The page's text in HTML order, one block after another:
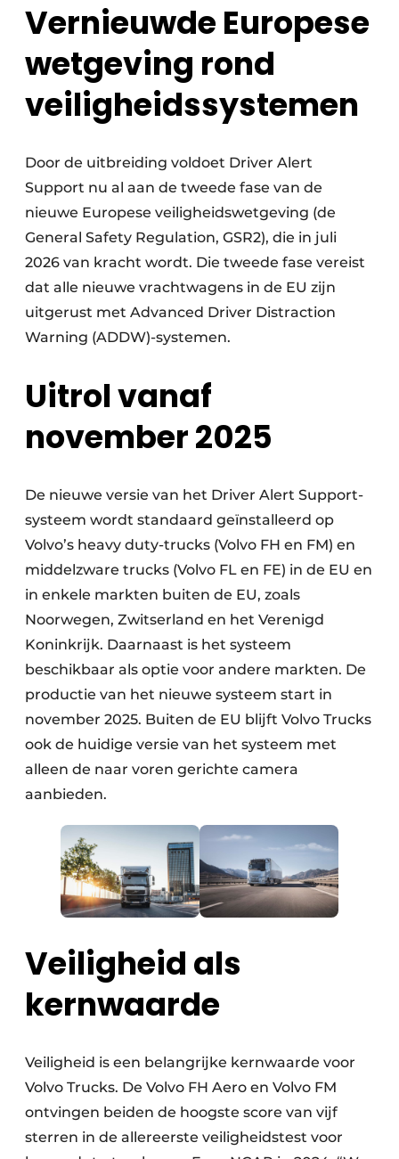
Vernieuwde Europese
wetgeving rond
veiligheidssystemen
Door de uitbreiding voldoet Driver Alert
Support nu al aan de tweede fase van de
nieuwe Europese veiligheidswetgeving (de
General Safety Regulation, GSR2), die in juli
2026 van kracht wordt. Die tweede fase vereist
dat alle nieuwe vrachtwagens in de EU zijn
uitgerust met Advanced Driver Distraction
Warning (ADDW)-systemen.
Uitrol vanaf
november 2025
De nieuwe versie van het Driver Alert Support-
systeem wordt standaard geïnstalleerd op
Volvo’s heavy duty-trucks (Volvo FH en FM) en
middelzware trucks (Volvo FL en FE) in de EU en
in enkele markten buiten de EU, zoals
Noorwegen, Zwitserland en het Verenigd
Koninkrijk. Daarnaast is het systeem
beschikbaar als optie voor andere markten. De
productie van het nieuwe systeem start in
november 2025. Buiten de EU blijft Volvo Trucks
ook de huidige versie van het systeem met
alleen de naar voren gerichte camera
aanbieden.
Veiligheid als
kernwaarde
Veiligheid is een belangrijke kernwaarde voor
Volvo Trucks. De Volvo FH Aero en Volvo FM
ontvingen beiden de hoogste score van vijf
sterren in de allereerste veiligheidstest voor